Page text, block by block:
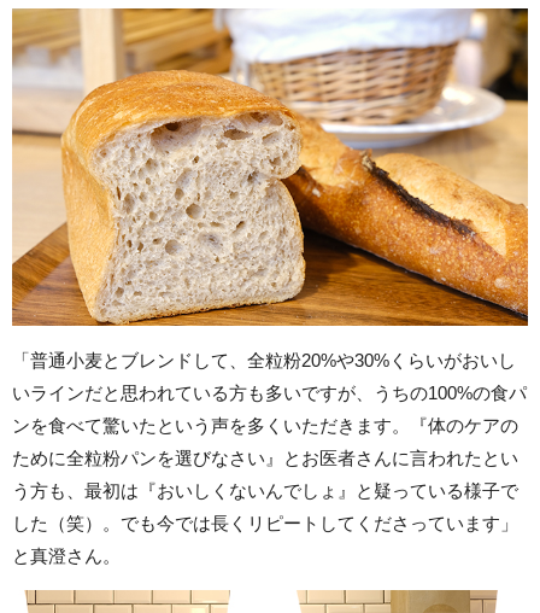
「普通小麦とブレンドして、全粒粉20%や30%くらいがおいし
いラインだと思われている方も多いですが、うちの100%の食パ
ンを食べて驚いたという声を多くいただきます。『体のケアの
ために全粒粉パンを選びなさい』とお医者さんに言われたとい
う方も、最初は『おいしくないんでしょ』と疑っている様子で
した（笑）。でも今では長くリピートしてくださっています」
と真澄さん。